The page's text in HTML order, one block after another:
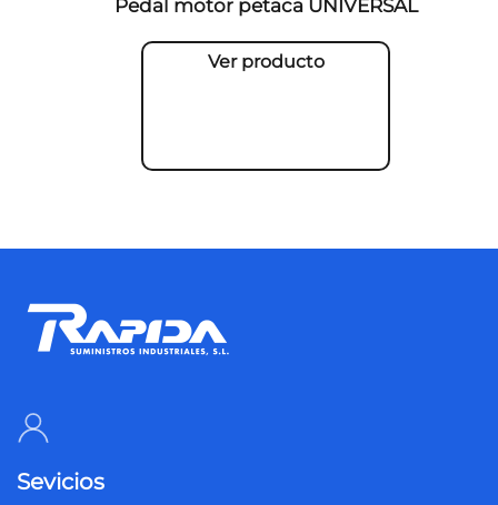
Pedal motor petaca UNIVERSAL
Ver producto
Sevicios